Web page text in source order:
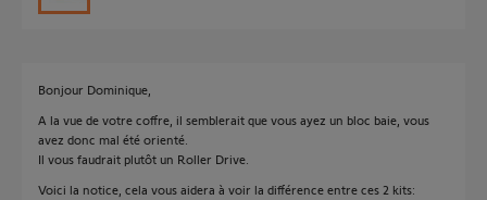
Bonjour Dominique,
A la vue de votre coffre, il semblerait que vous ayez un bloc baie, vous
avez donc mal été orienté.
Il vous faudrait plutôt un Roller Drive.
Voici la notice, cela vous aidera à voir la différence entre ces 2 kits: